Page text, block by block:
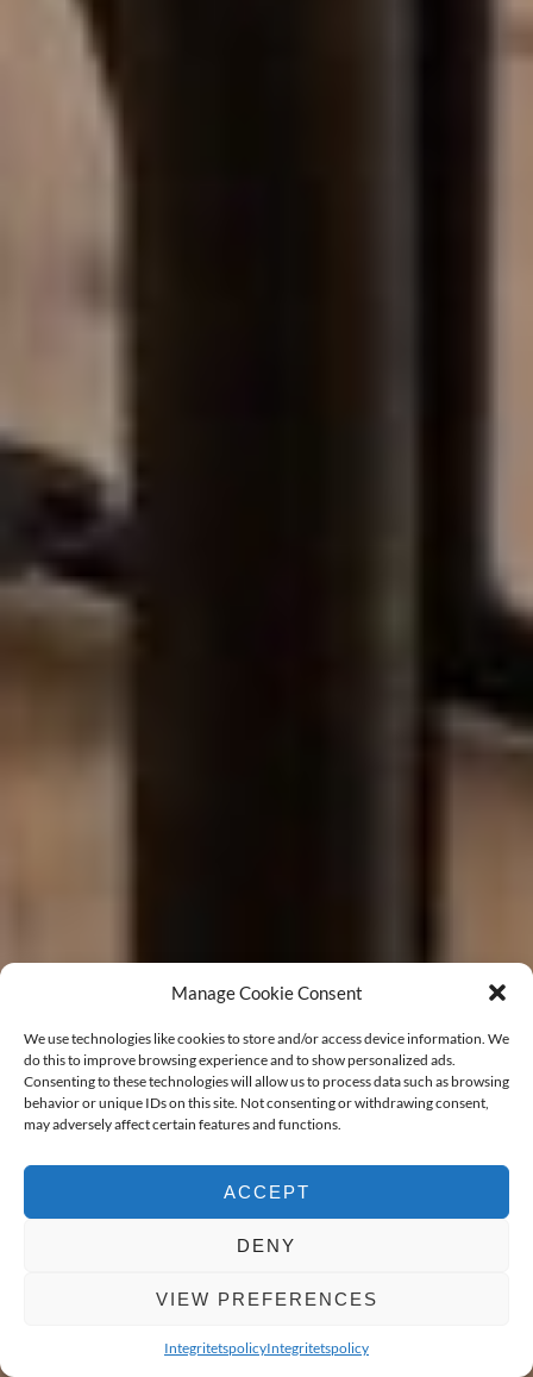
Manage Cookie Consent
We use technologies like cookies to store and/or access device information. We
do this to improve browsing experience and to show personalized ads.
Consenting to these technologies will allow us to process data such as browsing
behavior or unique IDs on this site. Not consenting or withdrawing consent,
may adversely affect certain features and functions.
ACCEPT
DENY
VIEW PREFERENCES
IntegritetspolicyIntegritetspolicyBOKA VÄRDERING